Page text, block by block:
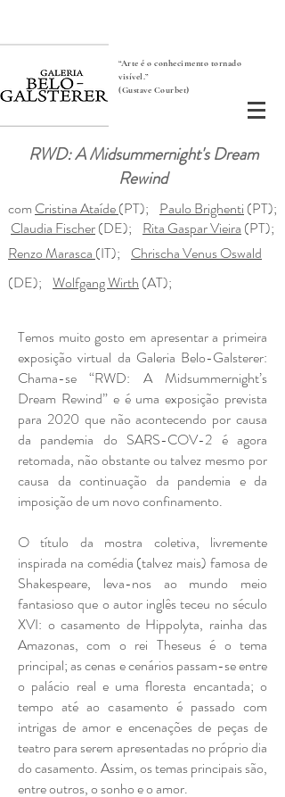
“Arte é o conhecimento tornado
visível.”
(Gustave Courbet)
RWD: A Midsummernight's Dream
Rewind
com Cristina Ataíde(PT); Paulo Brighenti (PT);
Claudia Fischer(DE); Rita Gaspar Vieira (PT);
Renzo Marasca (IT); Chrischa Venus Oswald
(DE); Wolfgang Wirth (AT);
Temos muito gosto em apresentar a primeira
exposição virtual da Galeria Belo-Galsterer:
Chama-se “RWD: A Midsummernight’s
Dream Rewind” e é uma exposição prevista
para 2020 que não acontecendo por causa
da pandemia do SARS-COV-2 é agora
retomada, não obstante ou talvez mesmo por
causa da continuação da pandemia e da
imposição de um novo confinamento.
O título da mostra coletiva, livremente
inspirada na comédia (talvez mais) famosa de
Shakespeare, leva-nos ao mundo meio
fantasioso que o autor inglês teceu no século
XVI: o casamento de Hippolyta, rainha das
Amazonas, com o rei Theseus é o tema
principal; as cenas e cenários passam-se entre
o palácio real e uma floresta encantada; o
tempo até ao casamento é passado com
intrigas de amor e encenações de peças de
teatro para serem apresentadas no próprio dia
do casamento. Assim, os temas principais são,
entre outros, o sonho e o amor.